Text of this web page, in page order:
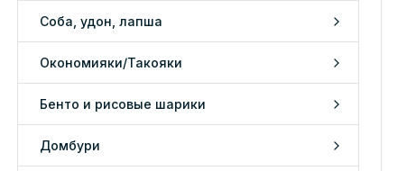
Соба, удон, лапша
Окономияки/Такояки
Бенто и рисовые шарики
Домбури